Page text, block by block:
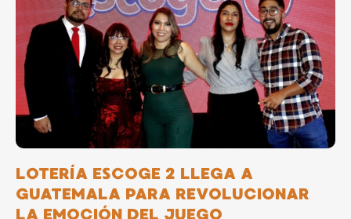
LOTERÍA ESCOGE 2 LLEGA A
GUATEMALA PARA REVOLUCIONAR
LA EMOCIÓN DEL JUEGO